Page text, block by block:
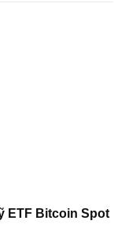
ETF Bitcoin Spot